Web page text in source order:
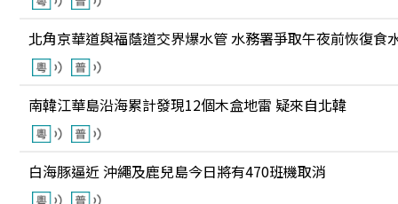
北角京華道與福蔭道交界爆水管 水務署爭取午夜前恢復食
南韓江華島沿海累計發現12個木盒地雷 疑來自北韓
白海豚逼近 沖繩及鹿兒島今日將有470班機取消